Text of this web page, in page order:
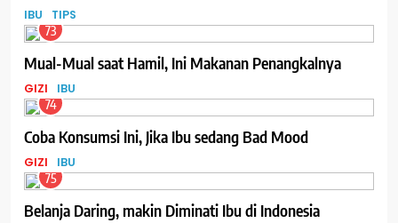
IBU TIPS
73
Mual-Mual saat Hamil, Ini Makanan Penangkalnya
GIZI IBU
74
Coba Konsumsi Ini, Jika Ibu sedang Bad Mood
GIZI IBU
75
Belanja Daring, makin Diminati Ibu di Indonesia